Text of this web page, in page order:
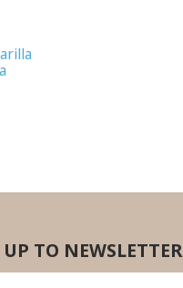
TO NEWSLETTER